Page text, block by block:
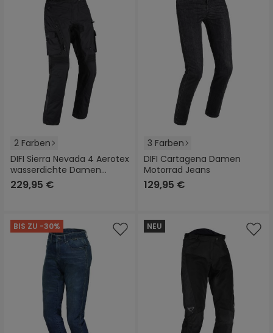
2 Farben
DIFI Sierra Nevada 4 Aerotex
wasserdichte Damen
Motorrad Textilhose
229,95 €
3 Farben
DIFI Cartagena Damen
Motorrad Jeans
129,95 €
BIS ZU -30% NEU